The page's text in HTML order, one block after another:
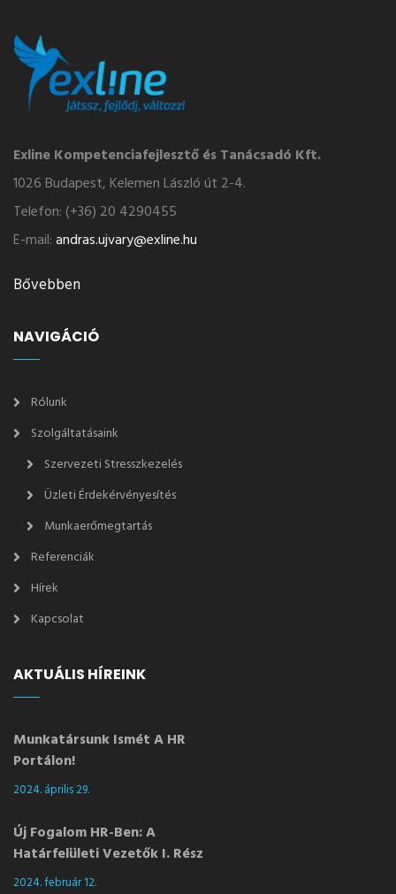
Exline Kompetenciafejlesztő és Tanácsadó Kft.
1026 Budapest, Kelemen László út 2-4.
Telefon: (+36) 20 4290455
E-mail:andras.ujvary@exline.hu
Bővebben
NAVIGÁCIÓ
Rólunk
Szolgáltatásaink
Szervezeti Stresszkezelés
Üzleti Érdekérvényesítés
Munkaerőmegtartás
Referenciák
Hírek
Kapcsolat
AKTUÁLIS HÍREINK
Munkatársunk Ismét A HR
Portálon!
2024. április 29.
Új Fogalom HR-Ben: A
Határfelületi Vezetők I. Rész
2024. február 12.